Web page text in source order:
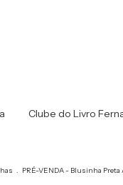
Clube do Livro
. PRÉ-VENDA - Blusinha Preta